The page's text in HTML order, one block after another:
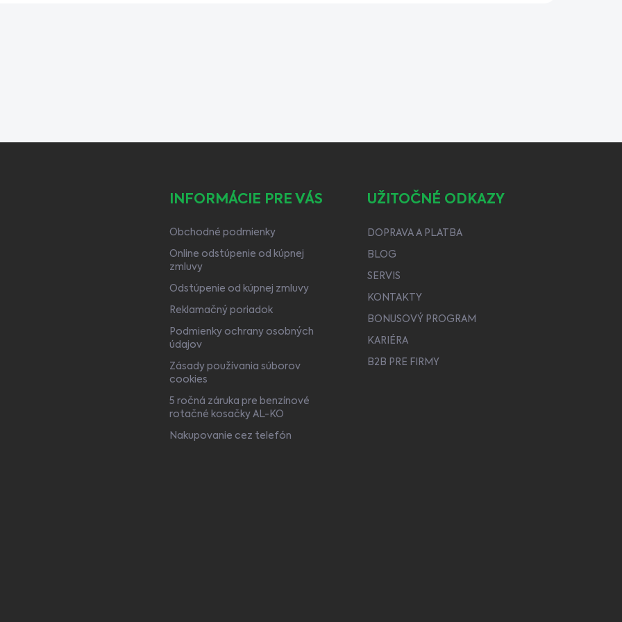
INFORMÁCIE PRE VÁS
Obchodné podmienky
Online odstúpenie od kúpnej
zmluvy
Odstúpenie od kúpnej zmluvy
Reklamačný poriadok
Podmienky ochrany osobných
údajov
Zásady používania súborov
cookies
5 ročná záruka pre benzínové
rotačné kosačky AL-KO
Nakupovanie cez telefón
UŽITOČNÉ ODKAZY
DOPRAVA A PLATBA
BLOG
SERVIS
KONTAKTY
BONUSOVÝ PROGRAM
KARIÉRA
B2B PRE FIRMY